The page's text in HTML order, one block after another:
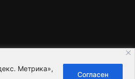
Метрика»,
Согласен